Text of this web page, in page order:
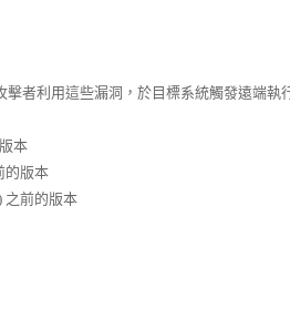
者利用這些漏洞，於目標系統觸發遠端執
本
的版本
之前的版本